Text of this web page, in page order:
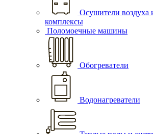
Осушители воздуха
комплексы
Поломоечные машины
Обогреватели
Водонагреватели